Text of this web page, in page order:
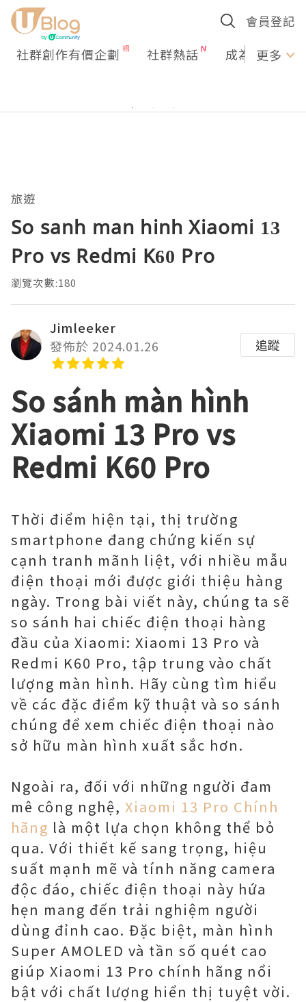
會員登記
社群創作有價企劃 社群熱話 成為U更多
旅遊
So sanh man hinh Xiaomi 13
Pro vs Redmi K60 Pro
瀏覽次數:180
Jimleeker
發佈於 2024.01.26
追蹤
So sánh màn hình
Xiaomi 13 Pro vs
Redmi K60 Pro
Thời điểm hiện tại, thị trường
smartphone đang chứng kiến sự
cạnh tranh mãnh liệt, với nhiều mẫu
điện thoại mới được giới thiệu hàng
ngày. Trong bài viết này, chúng ta sẽ
so sánh hai chiếc điện thoại hàng
đầu của Xiaomi: Xiaomi 13 Pro và
Redmi K60 Pro, tập trung vào chất
lượng màn hình. Hãy cùng tìm hiểu
về các đặc điểm kỹ thuật và so sánh
chúng để xem chiếc điện thoại nào
sở hữu màn hình xuất sắc hơn.
Ngoài ra, đối với những người đam
mê công nghệ, Xiaomi 13 Pro Chính
hãng là một lựa chọn không thể bỏ
qua. Với thiết kế sang trọng, hiệu
suất mạnh mẽ và tính năng camera
độc đáo, chiếc điện thoại này hứa
hẹn mang đến trải nghiệm người
dùng đỉnh cao. Đặc biệt, màn hình
Super AMOLED và tần số quét cao
giúp Xiaomi 13 Pro chính hãng nổi
bật với chất lượng hiển thị tuyệt vời.